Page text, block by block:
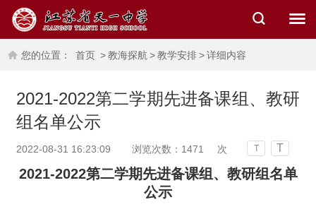
您的位置： 首页 >教海探航 >教学安排>详细内容
2021-2022第二学期先进备课组、教研
组名单公示
2022-08-31 16:23:09 浏览次数： 1471 次 T T
2021-2022第二学期先进备课组、教研组名单
公示